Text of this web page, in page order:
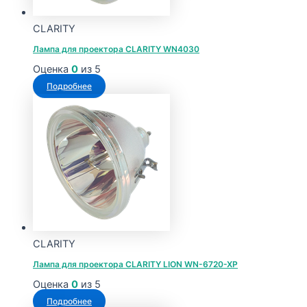
CLARITY
Лампа для проектора CLARITY WN4030
Оценка 0 из 5
Подробнее
CLARITY
Лампа для проектора CLARITY LION WN-6720-XP
Оценка 0 из 5
Подробнее